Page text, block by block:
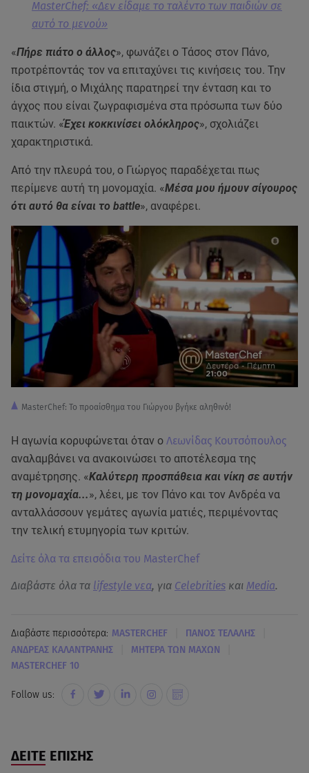
MasterChef: «Δεν είδαμε το ταλέντο των παιδιών σε
αυτό το μενού»
«Πήρε πιάτο ο άλλος», φωνάζει ο Τάσος στον Πάνο,
προτρέποντάς τον να επιταχύνει τις κινήσεις του. Την
ίδια στιγμή, ο Μιχάλης παρατηρεί την ένταση και το
άγχος που είναι ζωγραφισμένα στα πρόσωπα των δύο
παικτών. «Έχει κοκκινίσει ολόκληρος», σχολιάζει
χαρακτηριστικά.
Από την πλευρά του, ο Γιώργος παραδέχεται πως
περίμενε αυτή τη μονομαχία. «Μέσα μου ήμουν σίγουρος
ότι αυτό θα είναι το battle», αναφέρει.
MasterChef: Το προαίσθημα του Γιώργου βγήκε αληθινό!
Η αγωνία κορυφώνεται όταν ο Λεωνίδας Κουτσόπουλος
αναλαμβάνει να ανακοινώσει το αποτέλεσμα της
αναμέτρησης. «Καλύτερη προσπάθεια και νίκη σε αυτήν
τη μονομαχία...», λέει, με τον Πάνο και τον Ανδρέα να
ανταλλάσσουν γεμάτες αγωνία ματιές, περιμένοντας
την τελική ετυμηγορία των κριτών.
Δείτε όλα τα επεισόδια του MasterChef
Διαβάστε όλα τα lifestyle νεα, για Celebrities και Media.
Διαβάστε περισσότερα: MASTERCHEF ΠΑΝΟΣ ΤΕΛΑΛΗΣ
ΑΝΔΡΕΑΣ ΚΑΛΑΝΤΡΑΝΗΣ ΜΗΤΕΡΑ ΤΩΝ ΜΑΧΩΝ
MASTERCHEF 10
Follow us:
ΔΕΙΤΕ ΕΠΙΣΗΣ